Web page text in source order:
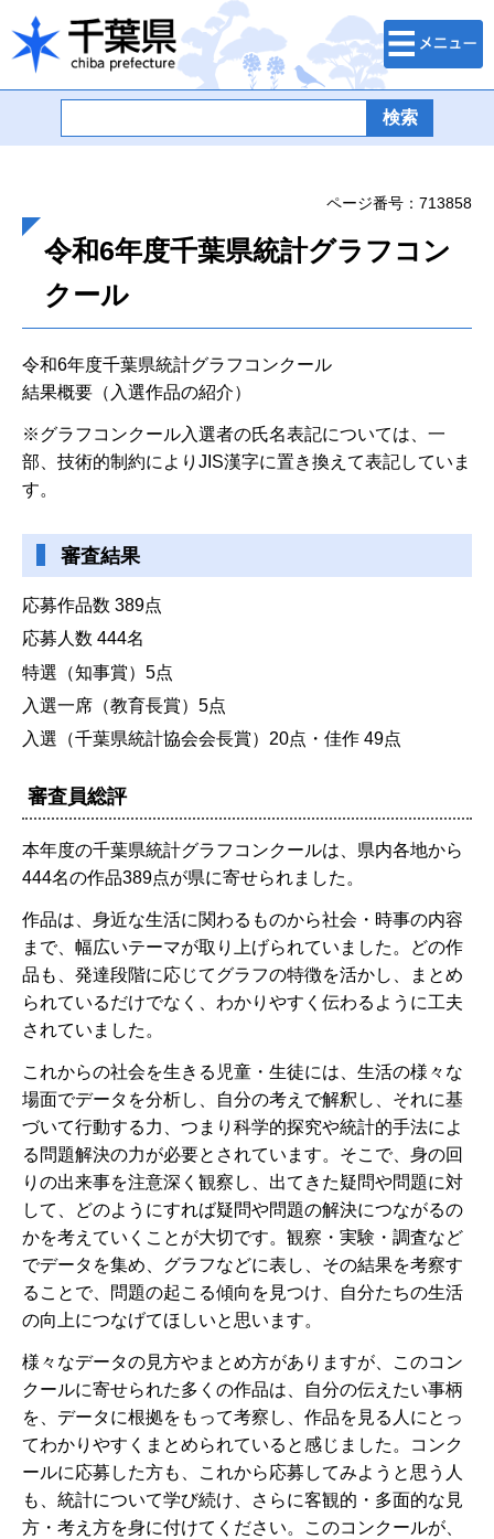
千葉県
検索・メニュ
ー
ページ番号：713858
令和6年度千葉県統計グラフコン
クール
令和6年度千葉県統計グラフコンクール
結果概要（入選作品の紹介）
※グラフコンクール入選者の氏名表記については、一
部、技術的制約によりJIS漢字に置き換えて表記していま
す。
審査結果
応募作品数 389点
応募人数 444名
特選（知事賞）5点
入選一席（教育長賞）5点
入選（千葉県統計協会会長賞）20点・佳作 49点
審査員総評
本年度の千葉県統計グラフコンクールは、県内各地から
444名の作品389点が県に寄せられました。
作品は、身近な生活に関わるものから社会・時事の内容
まで、幅広いテーマが取り上げられていました。どの作
品も、発達段階に応じてグラフの特徴を活かし、まとめ
られているだけでなく、わかりやすく伝わるように工夫
されていました。
これからの社会を生きる児童・生徒には、生活の様々な
場面でデータを分析し、自分の考えで解釈し、それに基
づいて行動する力、つまり科学的探究や統計的手法によ
る問題解決の力が必要とされています。そこで、身の回
りの出来事を注意深く観察し、出てきた疑問や問題に対
して、どのようにすれば疑問や問題の解決につながるの
かを考えていくことが大切です。観察・実験・調査など
でデータを集め、グラフなどに表し、その結果を考察す
ることで、問題の起こる傾向を見つけ、自分たちの生活
の向上につなげてほしいと思います。
様々なデータの見方やまとめ方がありますが、このコン
クールに寄せられた多くの作品は、自分の伝えたい事柄
を、データに根拠をもって考察し、作品を見る人にとっ
てわかりやすくまとめられていると感じました。コンク
ールに応募した方も、これから応募してみようと思う人
も、統計について学び続け、さらに客観的・多面的な見
方・考え方を身に付けてください。このコンクールが、